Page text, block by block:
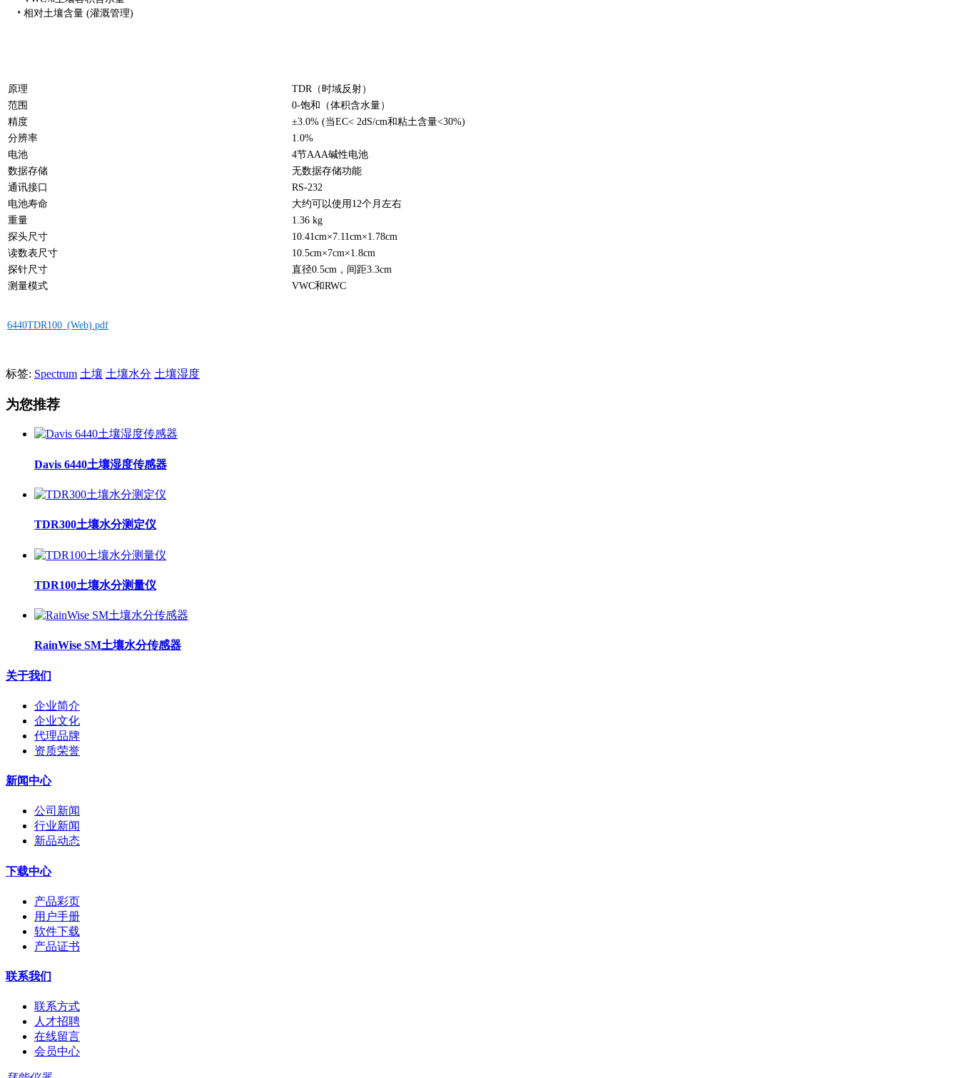
• 相对土壤含量 (灌溉管理)
原理
TDR（时域反射）
范围
0-饱和（体积含水量）
精度
±3.0% (当EC< 2dS/cm和粘土含量<30%)
分辨率
1.0%
电池
4节AAA碱性电池
数据存储
无数据存储功能
通讯接口
RS-232
电池寿命
大约可以使用12个月左右
重量
1.36 kg
探头尺寸
10.41cm×7.11cm×1.78cm
读数表尺寸
10.5cm×7cm×1.8cm
探针尺寸
直径0.5cm，间距3.3cm
测量模式
VWC和RWC
6440TDR100_(Web).pdf
标签: Spectrum 土壤 土壤水分 土壤湿度
为您推荐
Davis 6440土壤湿度传感器
TDR300土壤水分测定仪
TDR100土壤水分测量仪
RainWise SM土壤水分传感器
关于我们
企业简介
企业文化
代理品牌
资质荣誉
新闻中心
公司新闻
行业新闻
新品动态
下载中心
产品彩页
用户手册
软件下载
产品证书
联系我们
联系方式
人才招聘
在线留言
会员中心